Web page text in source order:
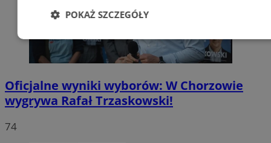
Oficjalne wyniki wyborów: W Chorzowie
wygrywa Rafał Trzaskowski!
74
POKAŻ SZCZEGÓŁY
Niezbędne Wydajność
Funkcjonalność